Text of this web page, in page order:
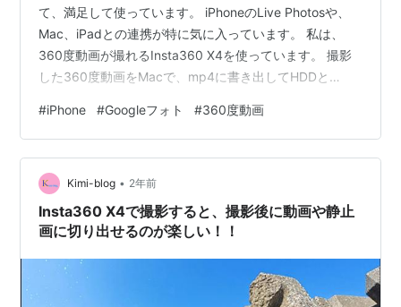
て、満足して使っています。 iPhoneのLive Photosや、
Mac、iPadとの連携が特に気に入っています。 私は、
360度動画が撮れるInsta360 X4を使っています。 撮影
した360度動画をMacで、mp4に書き出してHDDと
プロードすることで、スマートフォンで再生できるのが
便利です。 ストリートビューのように、自分で360度グ
ルグル視点を変えることができます。 ところが、iPhone
のGoogleフォトアプリで、再生しようとするも…
#iPhone #Googleフォト #360度動画
Kimi-blog • 2年前
Insta360 X4で撮影すると、撮影後に動画や静止
画に切り出せるのが楽しい！！